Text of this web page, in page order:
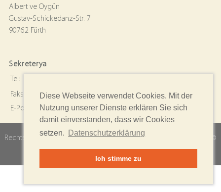
Diese Webseite verwendet Cookies. Mit der
Nutzung unserer Dienste erklären Sie sich
damit einverstanden, dass wir Cookies
setzen.
Datenschutzerklärung
Ich stimme zu
Albert ve Oygün
Gustav-Schickedanz-Str. 7
90762 Fürth
Sekreterya
Tel:
Faks:
0911 . 23 99 166 - 6
E-Posta:
info@ra-aob.de
Rechtsanwälte Dr. Jahn-Rüdiger Albert & Sevtap Oygün Copyright ©